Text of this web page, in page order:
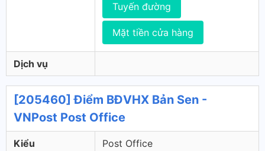
Tuyến đường
Mặt tiền cửa hàng
Dịch vụ
[205460] Điểm BĐVHX Bản Sen -
VNPost Post Office
Kiểu Post Office